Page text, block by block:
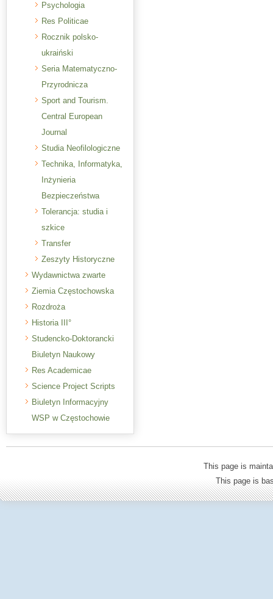
Psychologia
Res Politicae
Rocznik polsko-
ukraiński
Seria Matematyczno-
Przyrodnicza
Sport and Tourism.
Central European
Journal
Studia Neofilologiczne
Technika, Informatyka,
Inżynieria
Bezpieczeństwa
Tolerancja: studia i
szkice
Transfer
Zeszyty Historyczne
Wydawnictwa zwarte
Ziemia Częstochowska
Rozdroża
Historia III°
Studencko-Doktorancki
Biuletyn Naukowy
Res Academicae
Science Project Scripts
Biuletyn Informacyjny
WSP w Częstochowie
This page is
This page is